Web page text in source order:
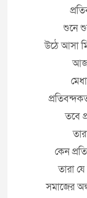
শুনে
উঠে আসা
আজ
তবে
কেন
তারা
সমাজের